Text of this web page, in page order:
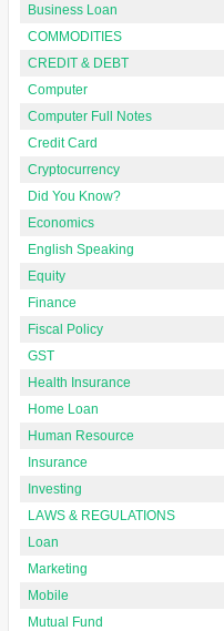
Business Loan
COMMODITIES
CREDIT & DEBT
Computer
Computer Full Notes
Credit Card
Cryptocurrency
Did You Know?
Economics
English Speaking
Equity
Finance
Fiscal Policy
GST
Health Insurance
Home Loan
Human Resource
Insurance
Investing
LAWS & REGULATIONS
Loan
Marketing
Mobile
Mutual Fund